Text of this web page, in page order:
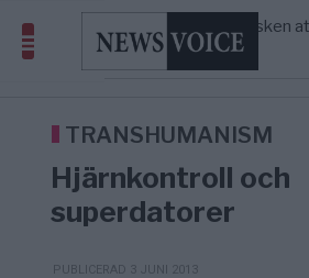
5/8
Elsa Widding: Risken
avgöra all utrikespolitik
KRIG & FRED
Gaza håller en av
Europas ledare fram ett krig med Rys ...
TRANSHUMANISM
Hjärnkontroll och
superdatorer
PUBLICERAD 3 JUNI 2013